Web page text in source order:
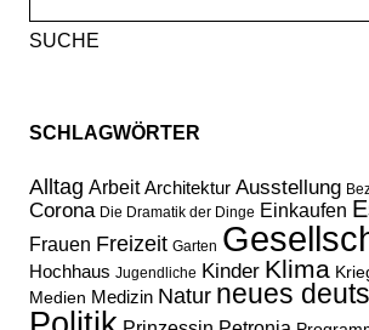
nach:
SCHLAGWÖRTER
Alltag Arbeit Architektur Ausstellung
Corona Die Dramatik der Dinge Einkaufen
Frauen Freizeit Garten
Hochhaus Jugendliche Kinder Klima
Medien Medizin Natur neues